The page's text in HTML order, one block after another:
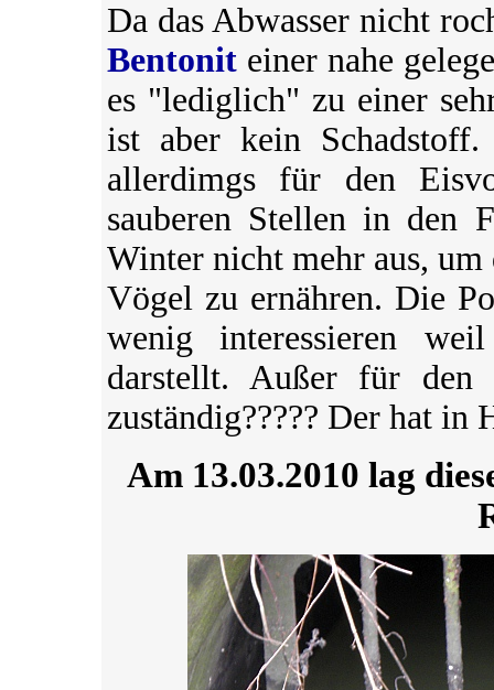
Da das Abwasser nicht
Bentonit einer nahe
es "lediglich" zu einer
ist aber kein
allerdimgs für den
sauberen Stellen in den
Winter nicht mehr aus,
Vögel zu ernähren. Die
wenig interessieren
darstellt. Außer für
zuständig????? Der hat in
Am 13.03.2010 lag